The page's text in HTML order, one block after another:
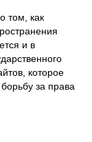
том, как
и в
которое
за права